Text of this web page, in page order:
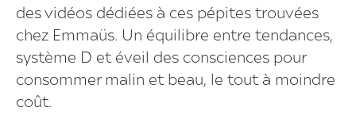
des vidéos dédiées à ces pépites trouvées
chez Emmaüs. Un équilibre entre tendances,
système D et éveil des consciences pour
consommer malin et beau, le tout à moindre
coût.